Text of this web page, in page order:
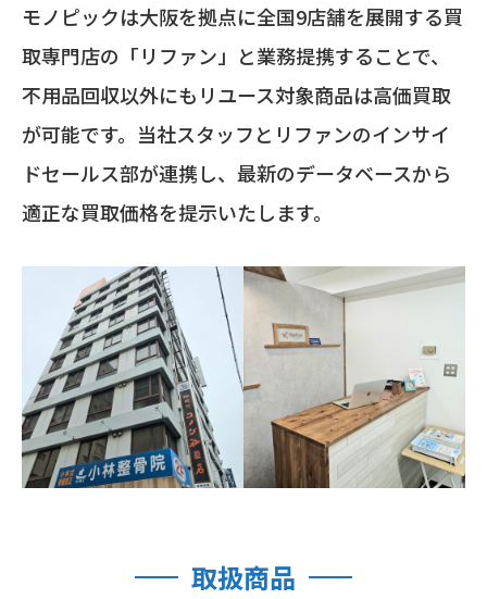
モノピックは大阪を拠点に全国9店舗を展開する買
取専門店の「リファン」と業務提携することで、
不用品回収以外にもリユース対象商品は高価買取
が可能です。当社スタッフとリファンのインサイ
ドセールス部が連携し、最新のデータベースから
適正な買取価格を提示いたします。
取扱商品